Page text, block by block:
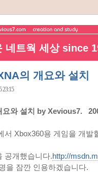
네트웍 세상 since
의 개요와 설치
23:15
와 설치 by Xevious7.
서 Xbox360용 게임을 개발
공개했습니다.http://
을 잠깐 인용하겠습니다.